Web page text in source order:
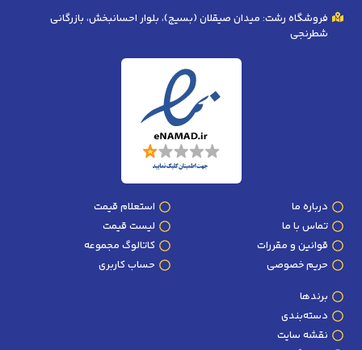
فروشگاه رشت: میدان صیقلان (بسیج)، بلوار احسانبخش، بازرگانی
شطرنجی
درباره ما
تماس با ما
قوانین و مقررات
حریم خصوصی
استعلام قیمت
لیست قیمت
کاتالوگ مجموعه
حساب کاربری
برندها
دسته‌بندی
نقشه سایت